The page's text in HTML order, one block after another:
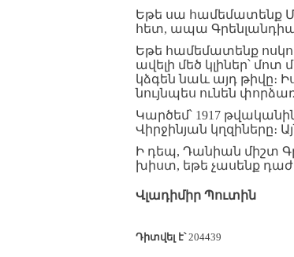
Եթե սա համեմատենք
հետ, ապա
Եթե համեմատենք
ավելի մեծ կլիներ՝
կձգեն նաև այդ թիվը։
նույնպես ունեն
Կարծեմ՝ 1917
Վիրջինյան կղզիները։
Ի դեպ, Դանիան միշտ
խիստ, եթե չասենք
Վլադիմիր Պուտին
Դիտվել է՝204439